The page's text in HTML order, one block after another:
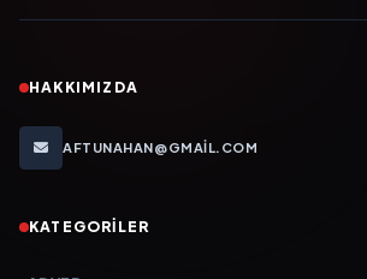
HAKKIMIZDA
AFTUNAHAN@GMAIL.COM
KATEGORILER